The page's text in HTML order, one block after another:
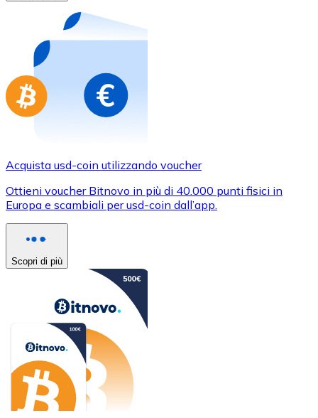
Acquista gift card dei tuoi marchi preferiti con
Vai al negozio di carte regalo
Acquista usd-coin utilizzando voucher
Ottieni voucher Bitnovo in più di 40.000 punti fisici in
Europa e scambiali per usd-coin dall’app.
Scopri di più